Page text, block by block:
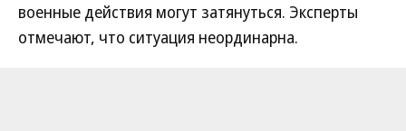
военные действия могут затянуться. Эксперты
отмечают, что ситуация неординарна.